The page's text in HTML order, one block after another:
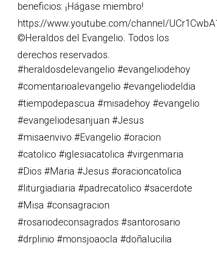
beneficios: ¡Hágase miembro!
https://www.youtube.com/channel/
©Heraldos del Evangelio. Todos los
derechos reservados.
#heraldosdelevangelio #evangeliodehoy
#comentarioalevangelio #evangeliodeldia
#tiempodepascua #misadehoy #evangelio
#evangeliodesanjuan #Jesus
#misaenvivo #Evangelio #oracion
#catolico #iglesiacatolica #virgenmaria
#Dios #Maria #Jesus #oracioncatolica
#liturgiadiaria #padrecatolico #sacerdote
#Misa #consagracion
#rosariodeconsagrados #santorosario
#drplinio #monsjoaocla #doñalucilia